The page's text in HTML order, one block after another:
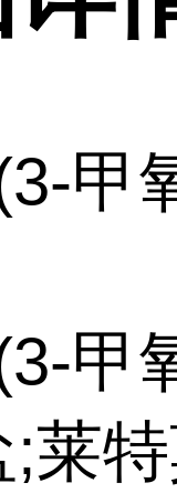
甲
甲
莱